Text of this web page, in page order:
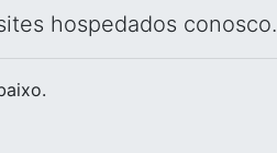
hospedados conosco.